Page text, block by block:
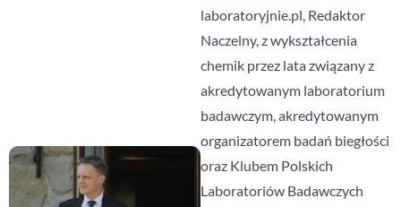
laboratoryjnie.pl, Redaktor
Naczelny, z wykształcenia
chemik przez lata związany z
akredytowanym laboratorium
badawczym, akredytowanym
organizatorem badań biegłości
oraz Klubem Polskich
Laboratoriów Badawczych